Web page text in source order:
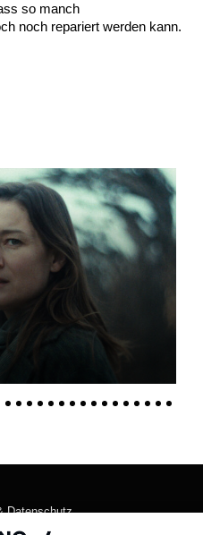
so manch
noch repariert werden kann.
Datenschutz